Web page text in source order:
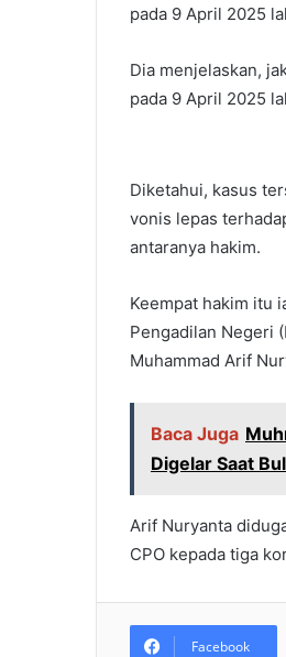
pada 9 April 2025
Dia menjelaskan,
pada 9 April 2025
Diketahui, kasus
vonis lepas
antaranya hakim.
Keempat hakim itu
Pengadilan Negeri
Muhammad Arif
Baca Juga
Digelar Saat
Arif Nuryanta
CPO kepada tiga
Facebook